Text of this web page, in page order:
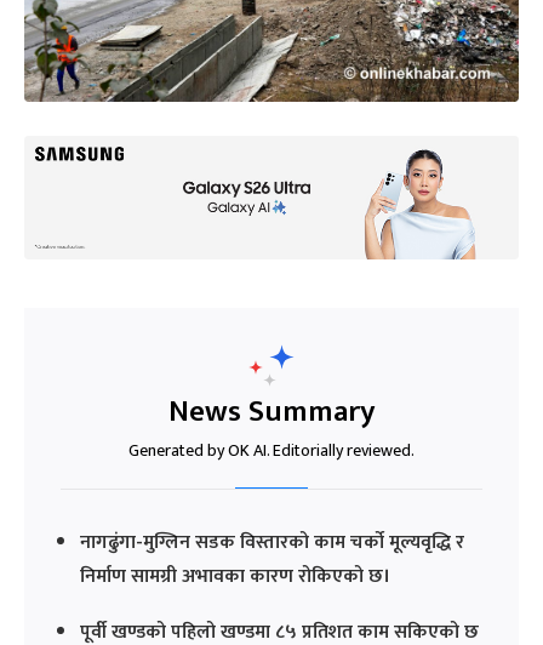
News Summary
Generated by OK AI. Editorially reviewed.
नागढुंगा-मुग्लिन सडक विस्तारको काम चर्को मूल्यवृद्धि र
निर्माण सामग्री अभावका कारण रोकिएको छ।
पूर्वी खण्डको पहिलो खण्डमा ८५ प्रतिशत काम सकिएको छ